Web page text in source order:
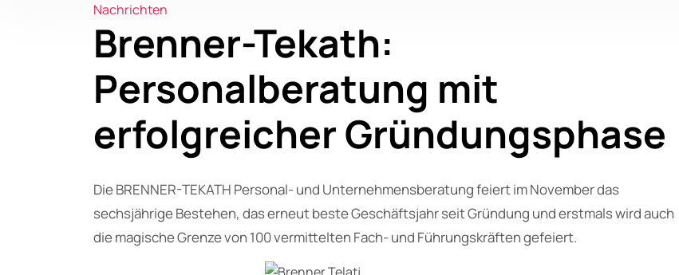
Nachrichten
Brenner-Tekath:
Personalberatung mit
erfolgreicher Gründungsphase
Die BRENNER-TEKATH Personal- und Unternehmensberatung feiert im November das
sechsjährige Bestehen, das erneut beste Geschäftsjahr seit Gründung und erstmals wird auch
die magische Grenze von 100 vermittelten Fach- und Führungskräften gefeiert.